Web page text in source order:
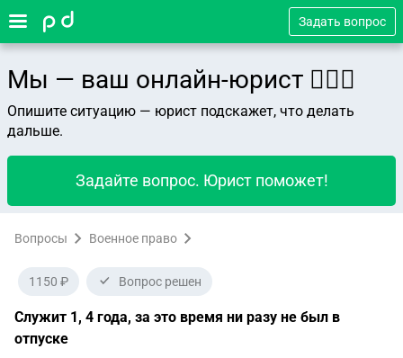
Задать вопрос
Мы — ваш онлайн-юрист 👨🏻‍⚖️
Опишите ситуацию — юрист подскажет, что делать
дальше.
Задайте вопрос. Юрист поможет!
Вопросы Военное право
1150 ₽ Вопрос решен
Служит 1, 4 года, за это время ни разу не был в
отпуске